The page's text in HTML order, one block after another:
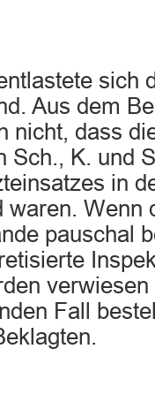
sich
Aus dem
nicht, dass
Sch., K. und
in
waren. Wenn
pauschal
Fall